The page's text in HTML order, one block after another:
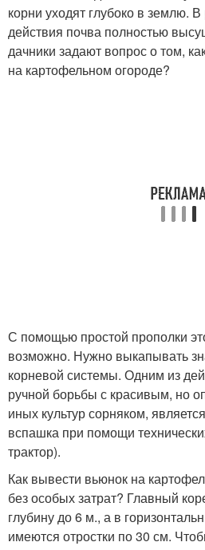
корни уходят глубоко в землю. В
действия почва полностью
дачники задают вопрос о том,
на картофельном огороде?
С помощью простой прополки
возможно. Нужно выкапывать
корневой системы. Одним из
ручной борьбы с красивым, но
иных культур сорняком,
вспашка при помощи
трактор).
Как вывести вьюнок на
без особых затрат? Главный
глубину до 6 м., а в
имеются отростки по 30 см.